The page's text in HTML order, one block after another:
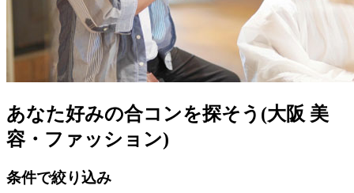
あなた好みの合コンを探そう(大阪 美
容・ファッション)
条件で絞り込み